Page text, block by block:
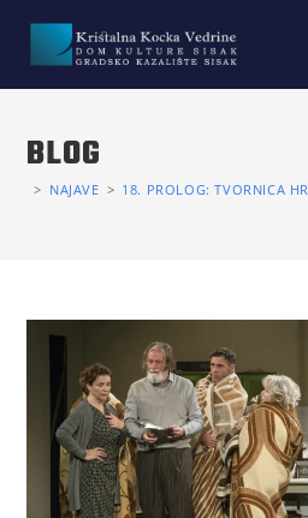
BLOG
> NAJAVE > 18. PROLOG: TVORNICA